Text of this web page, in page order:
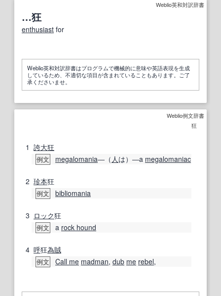
Weblio英和対訳辞書
…狂
enthusiast for
Weblio英和対訳辞書はプログラムで機械的に意味や英語表現を生成
しているため、不適切な項目が含まれていることもあります。ご了
承くださいませ。
Weblio例文辞書
狂
1 誇大狂
例文 megalomania―（ 人は）―a megalomaniac
2 珍本狂
例文 bibliomania
3 ロック狂
例文 a rock hound
4 呼狂為賊
例文 Call me madman, dub me rebel,